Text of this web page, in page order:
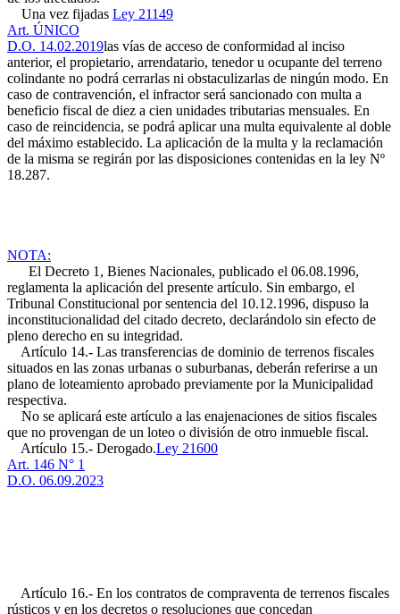
Una vez fijadas Ley 21149
Art. ÚNICO
D.O. 14.02.2019las vías de acceso de conformidad al inciso
anterior, el propietario, arrendatario, tenedor u ocupante del terreno
colindante no podrá cerrarlas ni obstaculizarlas de ningún modo. En
caso de contravención, el infractor será sancionado con multa a
beneficio fiscal de diez a cien unidades tributarias mensuales. En
caso de reincidencia, se podrá aplicar una multa equivalente al doble
del máximo establecido. La aplicación de la multa y la reclamación
de la misma se regirán por las disposiciones contenidas en la ley Nº
18.287.
NOTA:
El Decreto 1, Bienes Nacionales, publicado el 06.08.1996,
reglamenta la aplicación del presente artículo. Sin embargo, el
Tribunal Constitucional por sentencia del 10.12.1996, dispuso la
inconstitucionalidad del citado decreto, declarándolo sin efecto de
pleno derecho en su integridad.
Artículo 14.- Las transferencias de dominio de terrenos fiscales
situados en las zonas urbanas o suburbanas, deberán referirse a un
plano de loteamiento aprobado previamente por la Municipalidad
respectiva.
No se aplicará este artículo a las enajenaciones de sitios fiscales
que no provengan de un loteo o división de otro inmueble fiscal.
Artículo 15.- Derogado.Ley 21600
Art. 146 N° 1
D.O. 06.09.2023
Artículo 16.- En los contratos de compraventa de terrenos fiscales
rústicos y en los decretos o resoluciones que concedan